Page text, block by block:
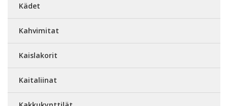
Kädet
Kahvimitat
Kaislakorit
Kaitaliinat